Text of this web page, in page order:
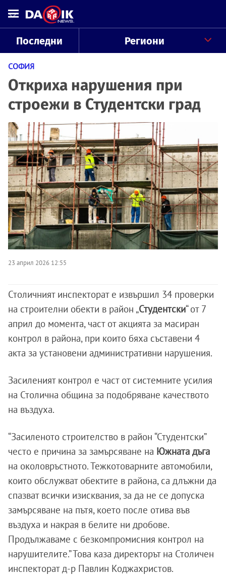
Последни Региони
СОФИЯ
Откриха нарушения при
строежи в Студентски град
23 април 2026 12:55
Столичният инспекторат е извършил 34 проверки
на строителни обекти в район „Студентски“ от 7
април до момента, част от акцията за масиран
контрол в района, при които бяха съставени 4
акта за установени административни нарушения.
Засиленият контрол е част от системните усилия
на Столична община за подобряване качеството
на въздуха.
“Засиленото строителство в район “Студентски”
често е причина за замърсяване на Южната дъга
на околовръстното. Тежкотоварните автомобили,
които обслужват обектите в района, са длъжни да
спазват всички изисквания, за да не се допуска
замърсяване на пътя, което после отива във
въздуха и накрая в белите ни дробове.
Продължаваме с безкомпромисния контрол на
нарушителите.” Това каза директорът на Столичен
инспекторат д-р Павлин Коджахристов.